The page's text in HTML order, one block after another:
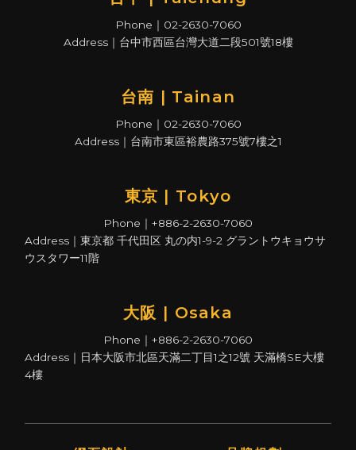
Phone｜02-2630-7060
Address｜台中市西區台灣大道二段501號18樓
台南 | Tainan
Phone｜02-2630-7060
Address｜台南市東區裕農路375號7樓之1
東京 | Tokyo
Phone｜+886-2-2630-7060
Address｜東京都 千代田区 丸の内1-9-2 グラントウキョウサ
ウスタワー11階
大阪 | Osaka
Phone｜+886-2-2630-7060
Address｜日本大阪市北區天滿二丁目1之12號 天滿橋SE大樓
4樓